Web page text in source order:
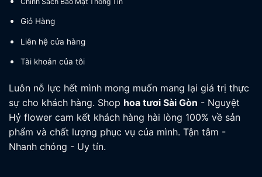
Giỏ Hàng
Liên hệ cửa hàng
Tài khoản của tôi
Luôn nỗ lực hết mình mong muốn mang lại giá trị thực
sự cho khách hàng. Shop hoa tươi Sài Gòn - Nguyệt
Hỷ flower cam kết khách hàng hài lòng 100% về sản
phẩm và chất lượng phục vụ của mình. Tận tâm -
Nhanh chóng - Uy tín.